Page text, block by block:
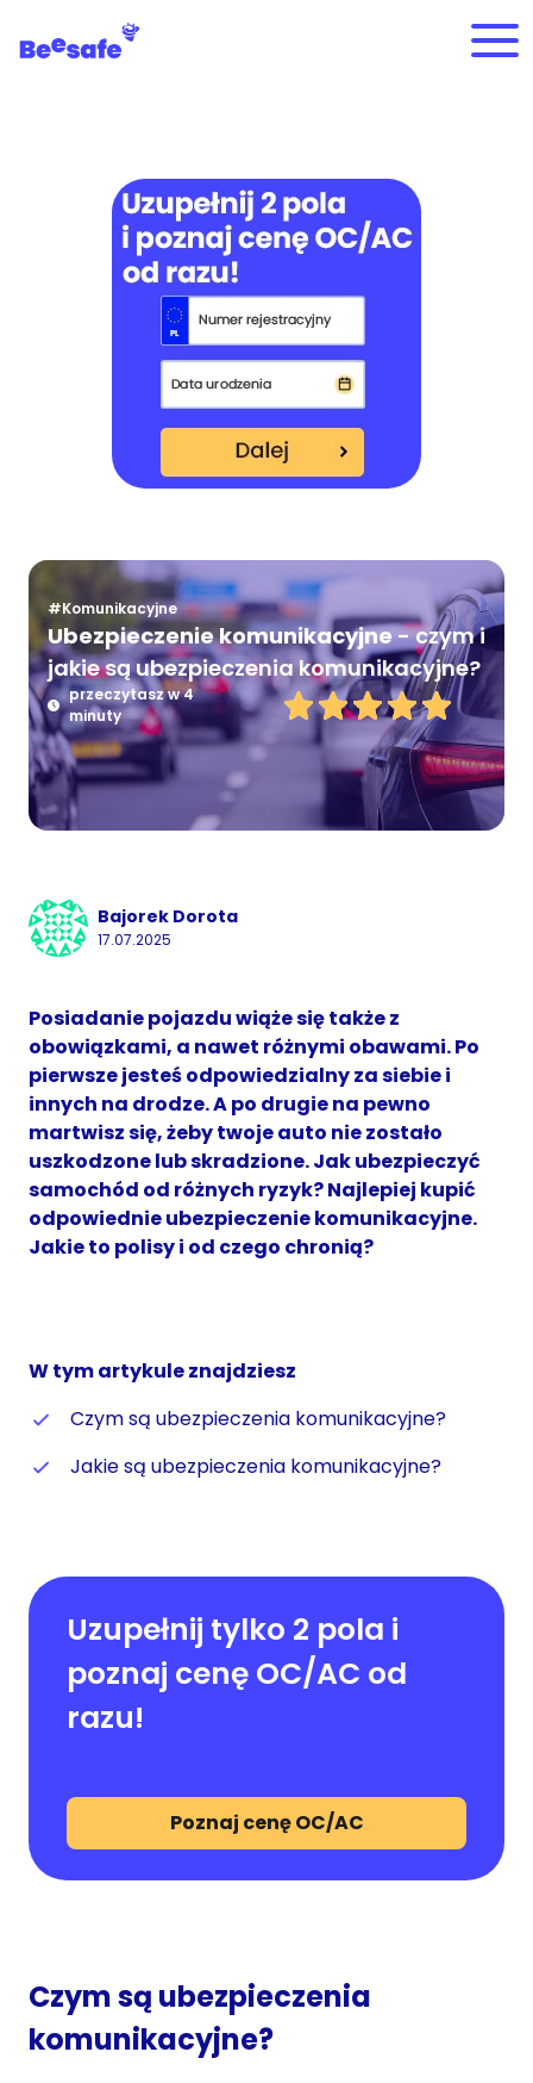
#Komunikacyjne
Ubezpieczenie komunikacyjne- czym i
jakie są ubezpieczenia komunikacyjne?
przeczytasz w 4
minuty
Bajorek Dorota
17.07.2025
Posiadanie pojazdu wiąże się także z
obowiązkami, a nawet różnymi obawami. Po
pierwsze jesteś odpowiedzialny za siebie i
innych na drodze. A po drugie na pewno
martwisz się, żeby twoje auto nie zostało
uszkodzone lub skradzione. Jak ubezpieczyć
samochód od różnych ryzyk? Najlepiej kupić
odpowiednie ubezpieczenie komunikacyjne.
Jakie to polisy i od czego chronią?
W tym artykule znajdziesz
Czym są ubezpieczenia komunikacyjne?
Jakie są ubezpieczenia komunikacyjne?
Uzupełnij tylko 2 pola i
poznaj cenę OC/AC od
razu!
Poznaj cenę OC/AC
Czym są ubezpieczenia
komunikacyjne?